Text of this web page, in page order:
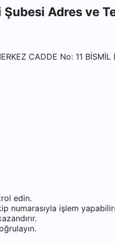
Şubesi Adres ve
CADDE No: 11 BİSMİL
edin.
numarasıyla işlem